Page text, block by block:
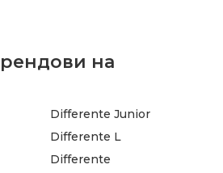
на
Differente Junior
Differente L
Differente